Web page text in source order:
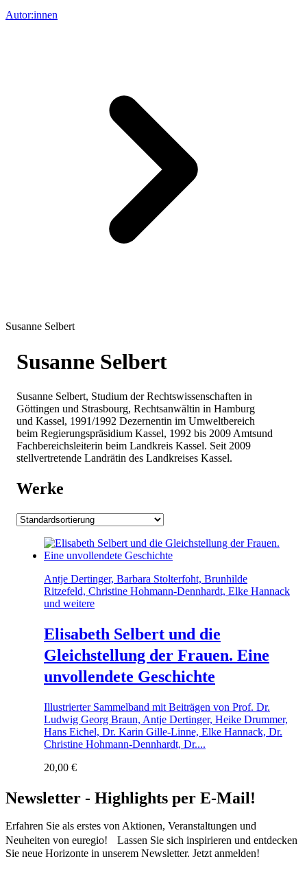
Autor:innen
Susanne Selbert
Susanne Selbert
Susanne Selbert, Studium der Rechtswissenschaften in
Göttingen und Strasbourg, Rechtsanwältin in Hamburg
und Kassel, 1991/1992 Dezernentin im Umweltbereich
beim Regierungspräsidium Kassel, 1992 bis 2009 Amtsund
Fachbereichsleiterin beim Landkreis Kassel. Seit 2009
stellvertretende Landrätin des Landkreises Kassel.
Werke
Antje Dertinger, Barbara Stolterfoht, Brunhilde
Ritzefeld, Christine Hohmann-Dennhardt, Elke Hannack
und weitere
Elisabeth Selbert und die
Gleichstellung der Frauen. Eine
unvollendete Geschichte
Illustrierter Sammelband mit Beiträgen von Prof. Dr.
Ludwig Georg Braun, Antje Dertinger, Heike Drummer,
Hans Eichel, Dr. Karin Gille-Linne, Elke Hannack, Dr.
Christine Hohmann-Dennhardt, Dr....
20,00 €
Newsletter - Highlights per E-Mail!
Erfahren Sie als erstes von Aktionen, Veranstaltungen und
Neuheiten von euregio! Lassen Sie sich inspirieren und entdecken
Sie neue Horizonte in unserem Newsletter. Jetzt anmelden!